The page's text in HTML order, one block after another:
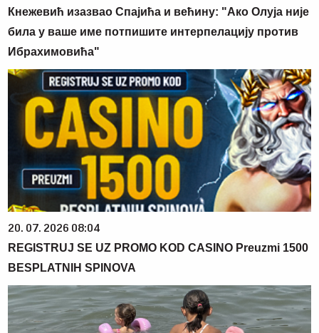
Кнежевић изазвао Спајића и већину: "Ако Олуја није
била у ваше име потпишите интерпелацију против
Ибрахимовића"
20. 07. 2026 08:04
REGISTRUJ SE UZ PROMO KOD CASINO Preuzmi 1500
BESPLATNIH SPINOVA